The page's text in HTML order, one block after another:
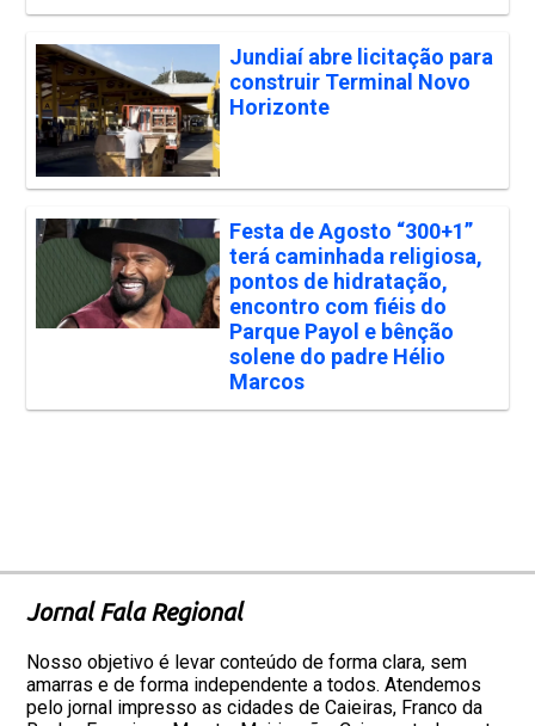
Jundiaí abre licitação para
construir Terminal Novo
Horizonte
Festa de Agosto “300+1”
terá caminhada religiosa,
pontos de hidratação,
encontro com fiéis do
Parque Payol e bênção
solene do padre Hélio
Marcos
Jornal Fala Regional
Nosso objetivo é levar conteúdo de forma clara, sem
amarras e de forma independente a todos. Atendemos
pelo jornal impresso as cidades de Caieiras, Franco da